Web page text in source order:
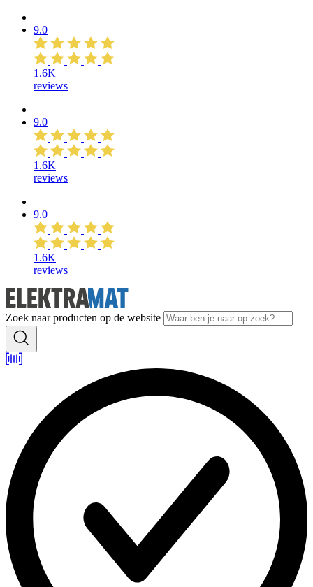
9.0
1.6K
reviews
9.0
1.6K
reviews
9.0
1.6K
reviews
Zoek naar producten op de website